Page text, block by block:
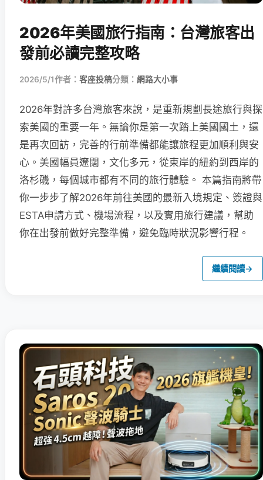
2026年美國旅行指南：台灣旅客出
發前必讀完整攻略
2026/5/1作者： 客座投稿分類： 網路大小事
2026年對許多台灣旅客來說，是重新規劃長途旅行與探
索美國的重要一年。無論你是第一次踏上美國國土，還
是再次回訪，完善的行前準備都能讓旅程更加順利與安
心。美國幅員遼闊，文化多元，從東岸的紐約到西岸的
洛杉磯，每個城市都有不同的旅行體驗。 本篇指南將帶
你一步步了解2026年前往美國的最新入境規定、簽證與
ESTA申請方式、機場流程，以及實用旅行建議，幫助
你在出發前做好完整準備，避免臨時狀況影響行程。
繼續閱讀→